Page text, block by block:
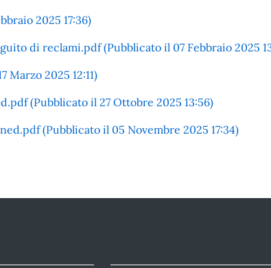
2025 17:36)
di reclami.pdf (Pubblicato il 07 Febbraio 2025
2025 12:11)
(Pubblicato il 27 Ottobre 2025 13:56)
(Pubblicato il 05 Novembre 2025 17:34)